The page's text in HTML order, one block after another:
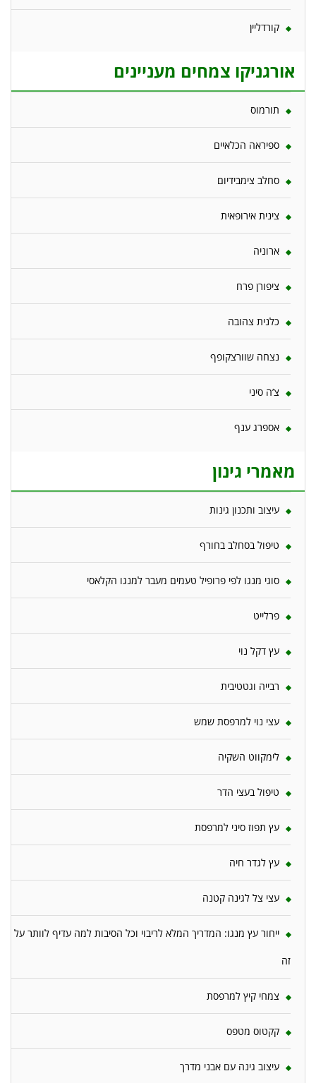
קורדליין
אורגניקו צמחים מעניינים
תורמוס
ספיראה הכלאיים
סחלב צימבידיום
צינית אירופאית
ארוניה
ציפורן פרח
כלנית צהובה
נצחה שוורצקופף
צ’ה סיני
אספרג ענף
מאמרי גינון
עיצוב ותכנון גינות
טיפול בסחלב בחורף
סוגי מנגו לפי פרופיל טעמים מעבר למנגו הקלאסי
פרלייט
עץ דקל נוי
רבייה וגטטיבית
עצי נוי למרפסת שמש
לימקווט השקיה
טיפול בעצי הדר
עץ תפוז סיני למרפסת
עץ לגדר חיה
עצי צל לגינה קטנה
ייחור עץ מנגו: המדריך המלא לריבוי וכל הסיבות למה עדיף לוותר על
זה
צמחי קיץ למרפסת
קקטוס מטפס
עיצוב גינה עם אבני מדרך